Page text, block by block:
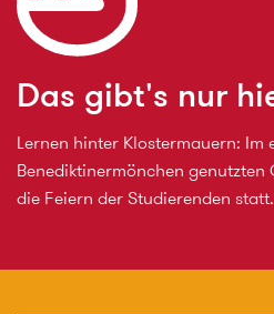
Das gibt's nur
Lernen hinter Klostermauern: Im
Benediktinermönchen
die Feiern der Studierenden statt.